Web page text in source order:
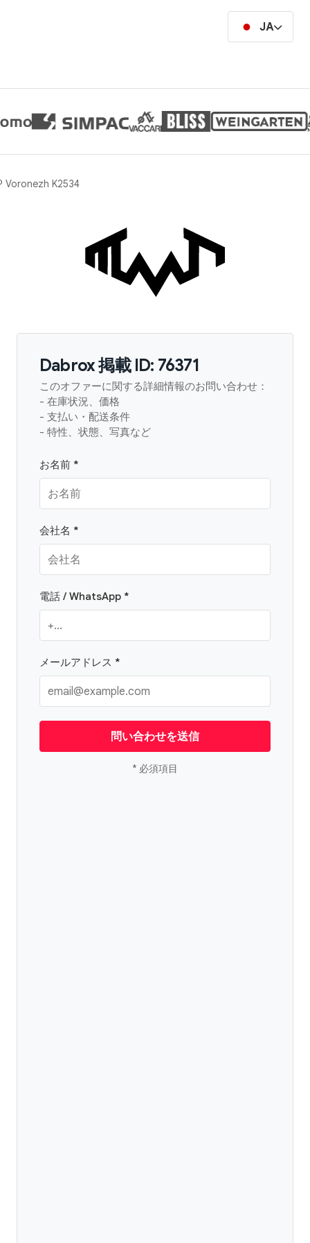
JA
Voronezh K2534
Dabrox 掲載 ID: 76371
このオファーに関する詳細情報のお問い合わせ：
- 在庫状況、価格
- 支払い・配送条件
- 特性、状態、写真など
お名前 *
会社名 *
電話 / WhatsApp *
メールアドレス *
問い合わせを送信
* 必須項目